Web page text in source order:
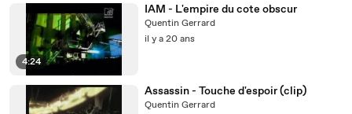
4:24
IAM - L'empire du cote obscur
Quentin Gerrard
il y a 20 ans
Assassin - Touche d'espoir (clip)
Quentin Gerrard